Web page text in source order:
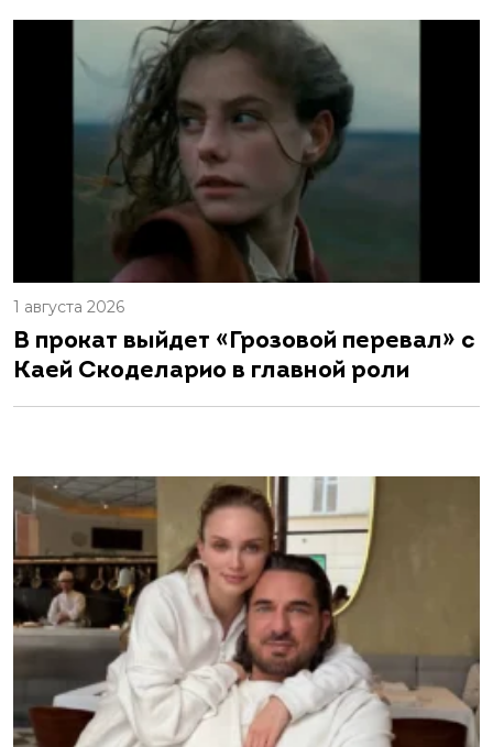
1 августа 2026
В прокат выйдет «Грозовой перевал» с
Каей Скоделарио в главной роли